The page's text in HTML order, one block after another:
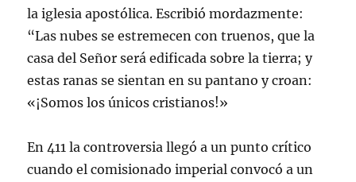
la iglesia apostólica. Escribió mordazmente:
“Las nubes se estremecen con truenos, que la
casa del Señor será edificada sobre la tierra; y
estas ranas se sientan en su pantano y croan:
«¡Somos los únicos cristianos!»
En 411 la controversia llegó a un punto crítico
cuando el comisionado imperial convocó a un